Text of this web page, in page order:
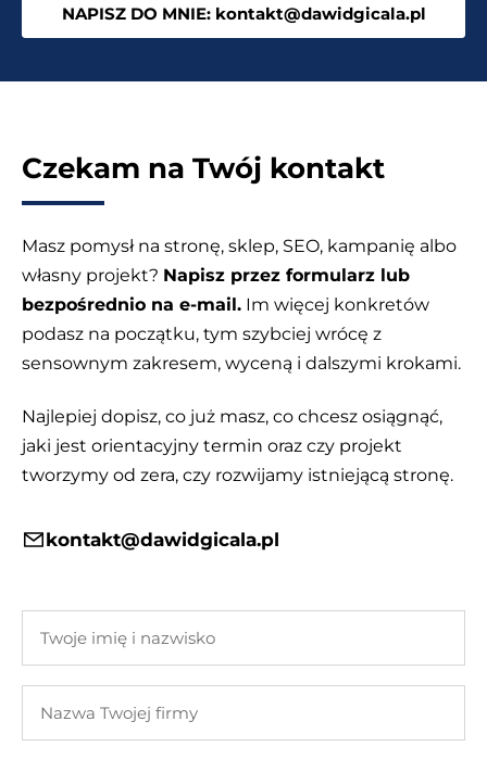
NAPISZ DO MNIE: kontakt@dawidgicala.pl
Czekam na Twój kontakt
Masz pomysł na stronę, sklep, SEO, kampanię albo
własny projekt? Napisz przez formularz lub
bezpośrednio na e-mail. Im więcej konkretów
podasz na początku, tym szybciej wrócę z
sensownym zakresem, wyceną i dalszymi krokami.
Najlepiej dopisz, co już masz, co chcesz osiągnąć,
jaki jest orientacyjny termin oraz czy projekt
tworzymy od zera, czy rozwijamy istniejącą stronę.
kontakt@dawidgicala.pl
imię
nazwisko
Twojej